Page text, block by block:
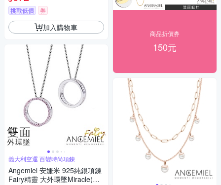
挑戰低價 券
加入購物車
義大利空運 百變時尚項鍊
Angemiel 安婕米 925純銀項鍊
Fairy精靈 大外環墜Miracle(粉
商品折價券
150元